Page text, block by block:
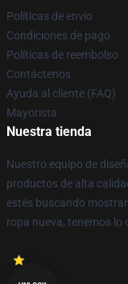
Políticas de envío
Condiciones de pago
Políticas de reembolso
Contáctenos
Ayuda al cliente (FAQ)
Mayorista
Nuestra tienda
Nuestro equipo de
productos de alta
estés buscando
ropa nueva, tenemos lo